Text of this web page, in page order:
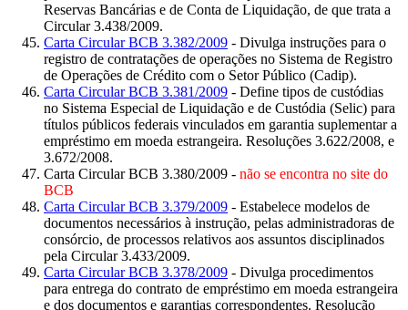
Reservas Bancárias e de Conta de Liquidação, de que trata a
Circular 3.438/2009.
Carta Circular BCB 3.382/2009 - Divulga instruções para o
registro de contratações de operações no Sistema de Registro
de Operações de Crédito com o Setor Público (Cadip).
Carta Circular BCB 3.381/2009 - Define tipos de custódias
no Sistema Especial de Liquidação e de Custódia (Selic) para
títulos públicos federais vinculados em garantia suplementar a
empréstimo em moeda estrangeira. Resoluções 3.622/2008, e
3.672/2008.
Carta Circular BCB 3.380/2009 - não se encontra no site do
BCB
Carta Circular BCB 3.379/2009 - Estabelece modelos de
documentos necessários à instrução, pelas administradoras de
consórcio, de processos relativos aos assuntos disciplinados
pela Circular 3.433/2009.
Carta Circular BCB 3.378/2009 - Divulga procedimentos
para entrega do contrato de empréstimo em moeda estrangeira
e dos documentos e garantias correspondentes. Resolução